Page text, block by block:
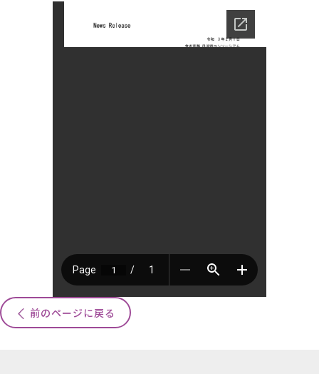
前のページに戻る